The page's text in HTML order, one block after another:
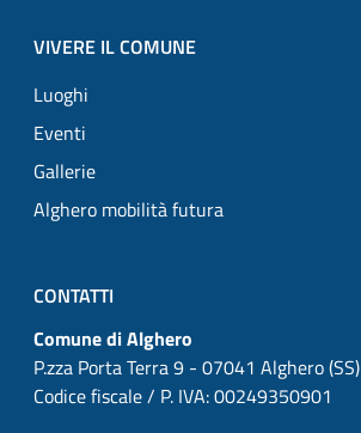
VIVERE IL COMUNE
Luoghi
Eventi
Gallerie
Alghero mobilità futura
CONTATTI
Comune di Alghero
P.zza Porta Terra 9 - 07041 Alghero (SS)
Codice fiscale / P. IVA: 00249350901